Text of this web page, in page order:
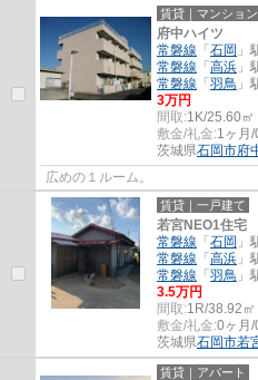
賃貸｜マンション
府中ハイツ
常磐線 「 石岡 」
常磐線 「 高浜 」
常磐線 「 羽鳥 」
3万円
間取:1K/25.60㎡
敷金/礼金:1ヶ月/
茨城県石岡市府
広めの１ルーム。
賃貸｜一戸建て
若宮NEO1住宅
常磐線 「 石岡 」
常磐線 「 高浜 」
常磐線 「 羽鳥 」
3.5万円
間取:1R/38.92㎡
敷金/礼金:0ヶ月/
茨城県石岡市若
賃貸｜アパート